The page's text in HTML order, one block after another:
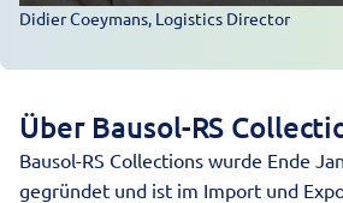
Didier Coeymans, Logistics Director
Über Bausol-RS
Bausol-RS Collections wurde Ende
gegründet und ist im Import und